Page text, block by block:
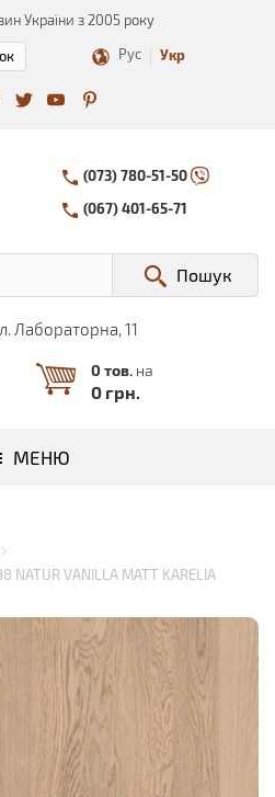
України з 2005 року
Рус
Укр
(073) 780-51-50
(067) 401-65-71
Пошук
Лабораторна, 11
0 тов.на
0 грн.
МЕНЮ
NATUR VANILLA MATT KARELIA